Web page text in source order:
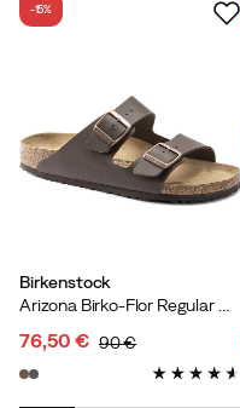
Birkenstock
Arizona Birko-Flor Regular Dark Brown
-15%
discounted
76,50 €
original
90 €